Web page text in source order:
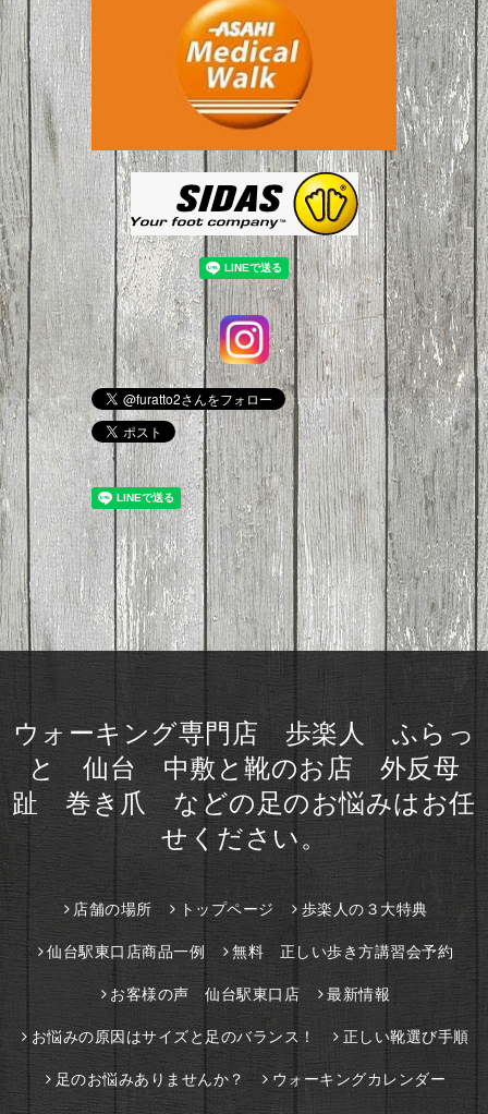
ウォーキング専門店 歩楽人 ふらっ
と 仙台 中敷と靴のお店 外反母
趾 巻き爪 などの足のお悩みはお任
せください。
店舗の場所 トップページ 歩楽人の３大特典
仙台駅東口店商品一例 無料 正しい歩き方講習会予約
お客様の声 仙台駅東口店 最新情報
お悩みの原因はサイズと足のバランス！ 正しい靴選び手順
足のお悩みありませんか？ ウォーキングカレンダー